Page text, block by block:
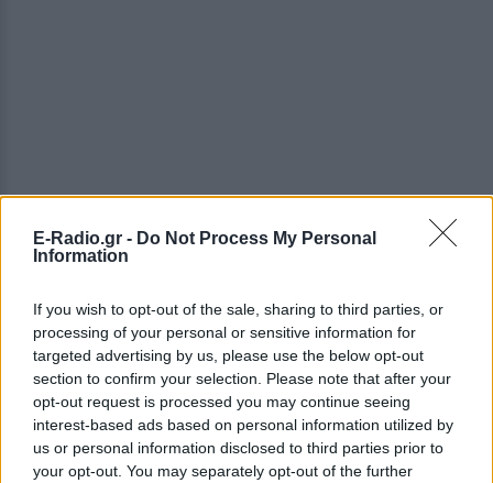
E-Radio.gr - Do Not Process My Personal
Information
If you wish to opt-out of the sale, sharing to third parties, or
processing of your personal or sensitive information for
targeted advertising by us, please use the below opt-out
section to confirm your selection. Please note that after your
opt-out request is processed you may continue seeing
interest-based ads based on personal information utilized by
us or personal information disclosed to third parties prior to
your opt-out. You may separately opt-out of the further